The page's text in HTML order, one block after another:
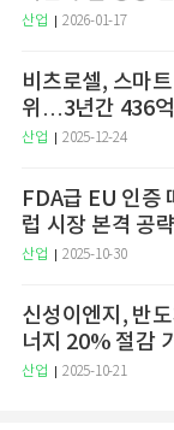
산업 2026-01-17
비츠로셀, 스마
위…3년간 436억
산업 2025-12-24
FDA급 EU 인증
럽 시장 본격 공
산업 2025-10-30
신성이엔지, 반
너지 20% 절감
산업 2025-10-21